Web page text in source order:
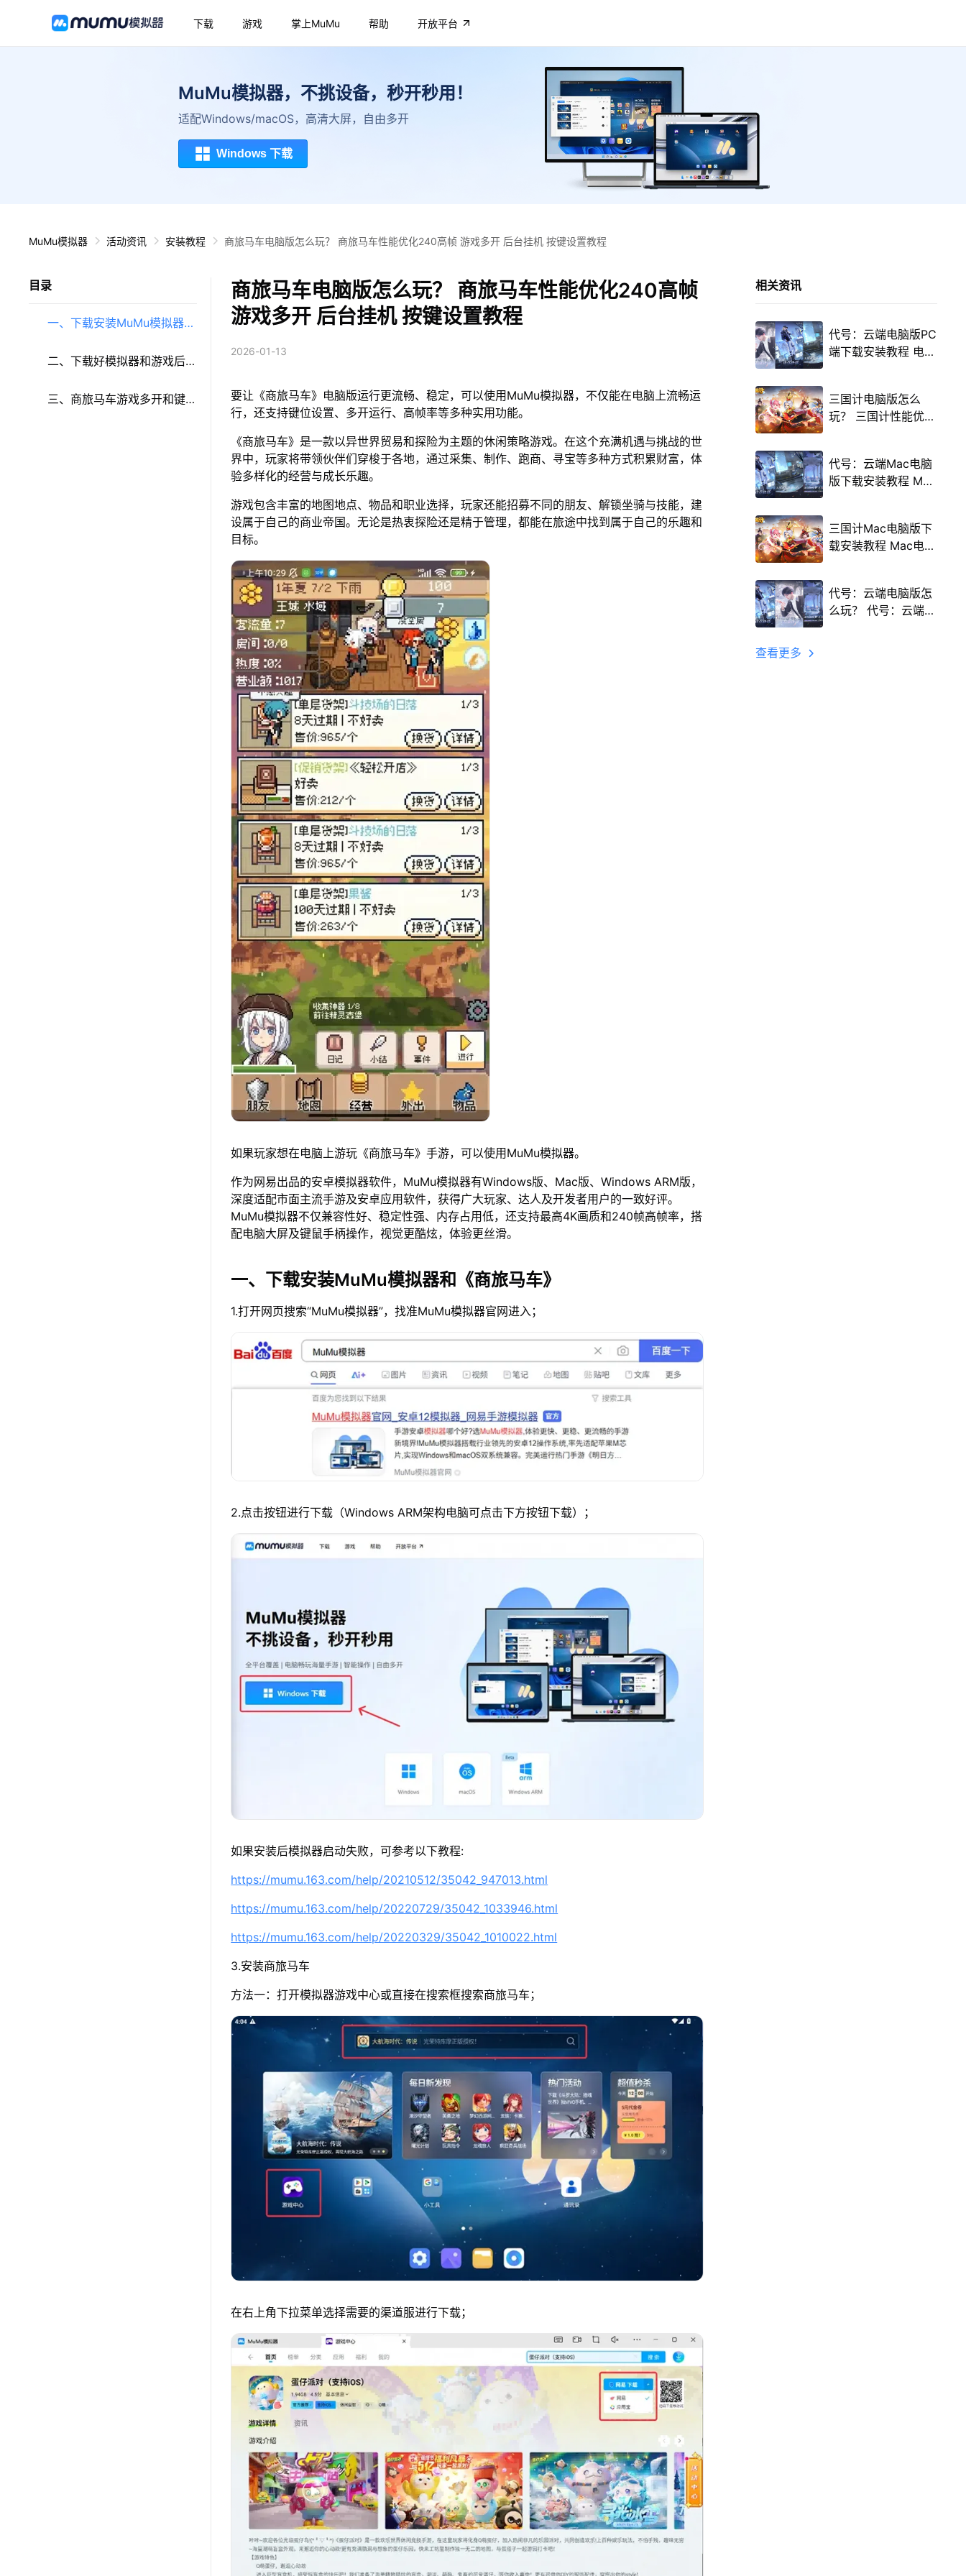
下载 游戏 掌上MuMu 帮助 开放平台
MuMu模拟器，不挑设备，秒开秒用！
适配Windows/macOS，高清大屏，自由多开
Windows 下载
MuMu模拟器 活动资讯 安装教程 商旅马车电脑版怎么玩？ 商旅马车性能优化240高帧 游戏多开 后台挂机 按键设置教程
目录
一、下载安装MuMu模拟器和
《商旅马车》
二、下载好模拟器和游戏后
再参考以下步骤进行设置：
三、商旅马车游戏多开和键
商旅马车电脑版怎么玩？ 商旅马车性能优化240高帧
游戏多开 后台挂机 按键设置教程
2026-01-13
要让《商旅马车》电脑版运行更流畅、稳定，可以使用MuMu模拟器，不仅能在电脑上流畅运
行，还支持键位设置、多开运行、高帧率等多种实用功能。
《商旅马车》是一款以异世界贸易和探险为主题的休闲策略游戏。在这个充满机遇与挑战的世
界中，玩家将带领伙伴们穿梭于各地，通过采集、制作、跑商、寻宝等多种方式积累财富，体
验多样化的经营与成长乐趣。
游戏包含丰富的地图地点、物品和职业选择，玩家还能招募不同的朋友、解锁坐骑与技能，建
设属于自己的商业帝国。无论是热衷探险还是精于管理，都能在旅途中找到属于自己的乐趣和
目标。
如果玩家想在电脑上游玩《商旅马车》手游，可以使用MuMu模拟器。
作为网易出品的安卓模拟器软件，MuMu模拟器有Windows版、Mac版、Windows ARM版，
深度适配市面主流手游及安卓应用软件，获得广大玩家、达人及开发者用户的一致好评。
MuMu模拟器不仅兼容性好、稳定性强、内存占用低，还支持最高4K画质和240帧高帧率，搭
配电脑大屏及键鼠手柄操作，视觉更酷炫，体验更丝滑。
一、下载安装MuMu模拟器和《商旅马车》
1.打开网页搜索“MuMu模拟器”，找准MuMu模拟器官网进入；
2.点击按钮进行下载（Windows ARM架构电脑可点击下方按钮下载）；
如果安装后模拟器启动失败，可参考以下教程:
https://mumu.163.com/help/20210512/35042_947013.html
https://mumu.163.com/help/20220729/35042_1033946.html
https://mumu.163.com/help/20220329/35042_1010022.html
3.安装商旅马车
方法一：打开模拟器游戏中心或直接在搜索框搜索商旅马车；
在右上角下拉菜单选择需要的渠道服进行下载；
相关资讯
代号：云端电脑版PC
端下载安装教程 电脑
三国计电脑版怎么
玩？ 三国计性能优化
程
代号：云端Mac电脑
版下载安装教程 Mac
三国计Mac电脑版下
载安装教程 Mac电脑
代号：云端电脑版怎
么玩？ 代号：云端性
查看更多